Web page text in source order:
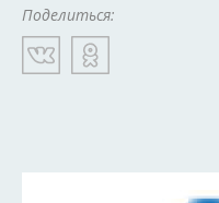
Поделиться: